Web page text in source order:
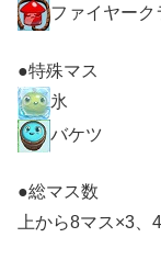
ファイヤーク
●特殊マス
氷
バケツ
●総マス数
上から8マス×3